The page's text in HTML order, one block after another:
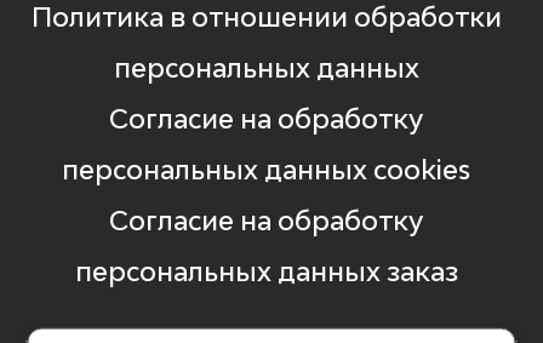
Политика в отношении обработки
персональных данных
Согласие на обработку
персональных данных cookies
Согласие на обработку
персональных данных заказ